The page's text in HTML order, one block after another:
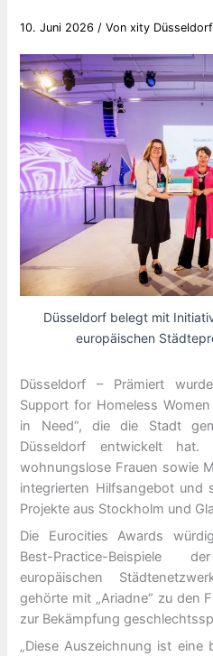
10. Juni 2026 / Vonxity Düsseldorf
Düsseldorf belegt mit
europäischen
Düsseldorf – Prämiert
Support for Homeless
in Need“, die die Stadt
Düsseldorf entwickelt hat.
wohnungslose Frauen sowie
integrierten Hilfsangebot und
Projekte aus Stockholm und
Die Eurocities Awards
Best-Practice-Beispiele
europäischen
gehörte mit „Ariadne“ zu den
zur Bekämpfung
„Diese Auszeichnung ist eine